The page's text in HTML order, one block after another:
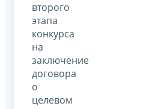
второго
этапа
конкурса
на
заключение
договора
о
целевом